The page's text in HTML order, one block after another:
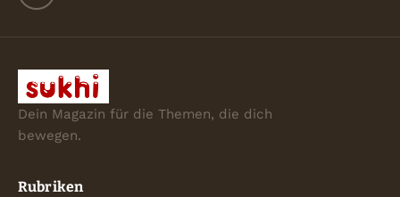
Dein Magazin für die Themen, die dich
bewegen.
Rubriken